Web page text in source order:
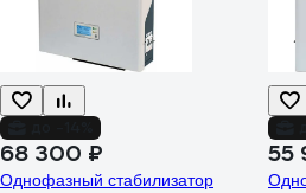
68 300 ₽
Однофазный стабилизатор
55